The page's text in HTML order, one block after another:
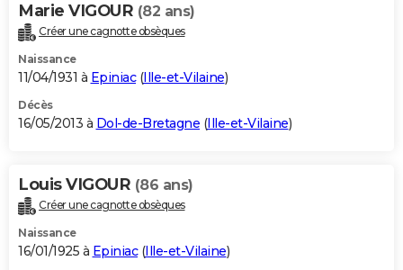
Marie VIGOUR (82 ans)
Créer une cagnotte obsèques
Naissance
11/04/1931 à Epiniac(Ille-et-Vilaine)
Décès
16/05/2013 à Dol-de-Bretagne (Ille-et-Vilaine)
Louis VIGOUR (86 ans)
Créer une cagnotte obsèques
Naissance
16/01/1925 à Epiniac(Ille-et-Vilaine)